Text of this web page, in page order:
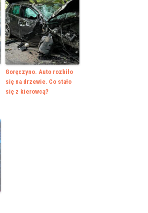
Goręczyno. Auto rozbiło
się na drzewie. Co stało
się z kierowcą?